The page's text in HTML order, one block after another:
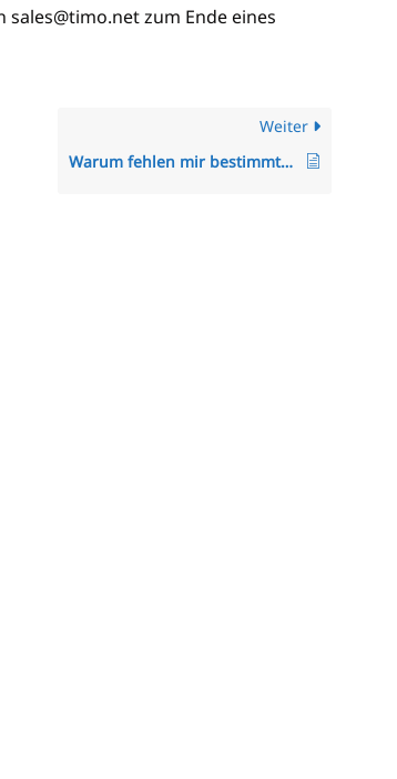
zum Ende eines
Weiter
Warum fehlen mir bestimmte Menüpunkte und Einträge im Menü?